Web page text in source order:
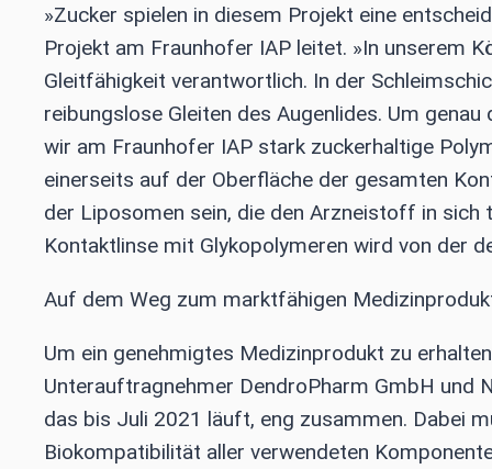
»Zucker spielen in diesem Projekt eine
Projekt am Fraunhofer IAP leitet. »In unserem
Gleitfähigkeit verantwortlich. In der
reibungslose Gleiten des Augenlides. Um
wir am Fraunhofer IAP stark zuckerhaltige
einerseits auf der Oberfläche der gesamten
der Liposomen sein, die den Arzneistoff in sich
Kontaktlinse mit Glykopolymeren wird von der
Auf dem Weg zum marktfähigen
Um ein genehmigtes Medizinprodukt zu
Unterauftragnehmer DendroPharm GmbH und
das bis Juli 2021 läuft, eng zusammen. Dabei
Biokompatibilität aller verwendeten